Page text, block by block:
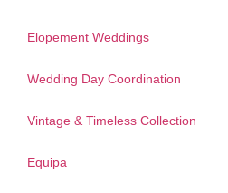
Elopement Weddings
Wedding Day Coordination
Vintage & Timeless Collection
Equipa